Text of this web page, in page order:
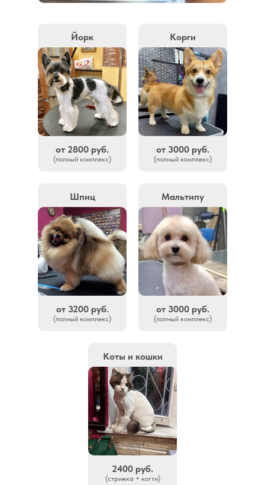
(полный комплекс)
от 2800 руб.
Йорк
(полный комплекс)
от 3000 руб.
Корги
(полный комплекс)
от 3200 руб.
Шпиц
(полный комплекс)
от 3000 руб.
Мальтипу
(стрижка + когти)
2400 руб.
Коты и кошки